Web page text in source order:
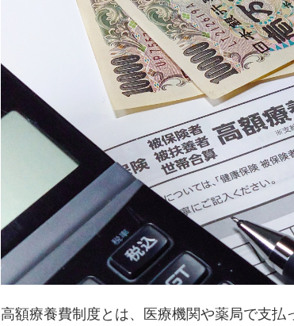
高額療養費制度とは、医療機関や薬局で支払